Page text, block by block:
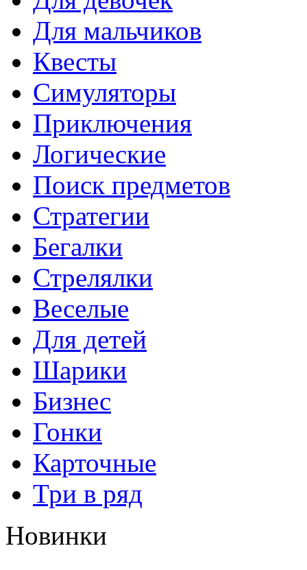
Для мальчиков
Квесты
Симуляторы
Приключения
Логические
Поиск предметов
Стратегии
Бегалки
Стрелялки
Веселые
Для детей
Шарики
Бизнес
Гонки
Карточные
Три в ряд
Новинки